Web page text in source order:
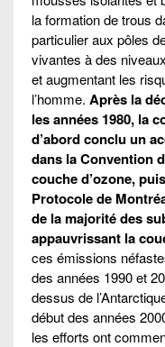
la formation de trous
particulier aux pôles
vivantes à des
et augmentant les
l’homme. Après la
les années 1980, la
d’abord conclu un
dans la Convention
couche d’ozone,
Protocole de
de la majorité des
appauvrissant la
ces émissions
des années 1990 et
dessus de
début des années
les efforts ont